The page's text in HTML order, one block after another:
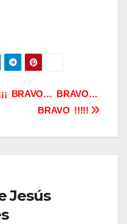
BRAVO… BRAVO…
BRAVO !!!!!
Jesús